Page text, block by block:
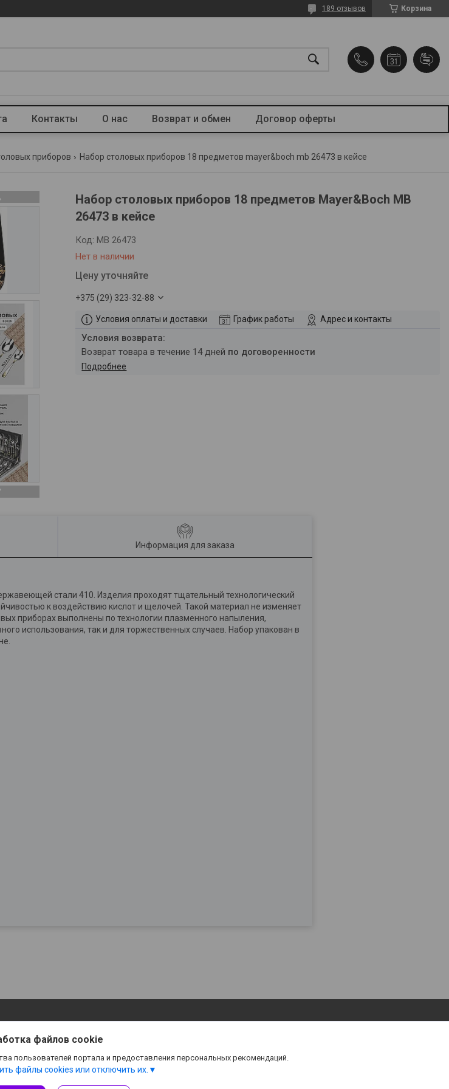
Корзина
189 отзывов
Контакты О нас Возврат и обмен Договор оферты
приборов Набор столовых приборов 18 предметов mayer&boch mb 26473 в кейсе
Набор столовых приборов 18 предметов Mayer&Boch MB
26473 в кейсе
Нет в наличии
Код: MB 26473
Цену уточняйте
+375 (29) 323-32-88
Условия оплаты и доставки График работы Адрес и контакты
возврат товара в течение 14 дней по договоренности
Подробнее
Информация для заказа
стали 410. Изделия проходят тщательный технологический
к воздействию кислот и щелочей. Такой материал не изменяет
приборах выполнены по технологии плазменного напыления,
использования, так и для торжественных случаев. Набор упакован в
файлов cookie
пользователей портала и предоставления персональных рекомендаций.
файлы cookies или отключить их.